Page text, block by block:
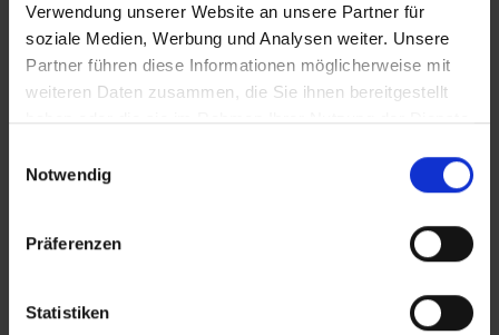
Verwendung unserer Website an unsere Partner für
soziale Medien, Werbung und Analysen weiter. Unsere
Partner führen diese Informationen möglicherweise mit
weiteren Daten zusammen, die Sie ihnen bereitgestellt
haben oder die sie im Rahmen Ihrer Nutzung der Dienste
Notwendig
Präferenzen
Statistiken
Mittwoch, 12.05.2027
Uhrzeit: 8:00
Ende: 13:00
Ende: 13:00
Uhrzeit: 8:00